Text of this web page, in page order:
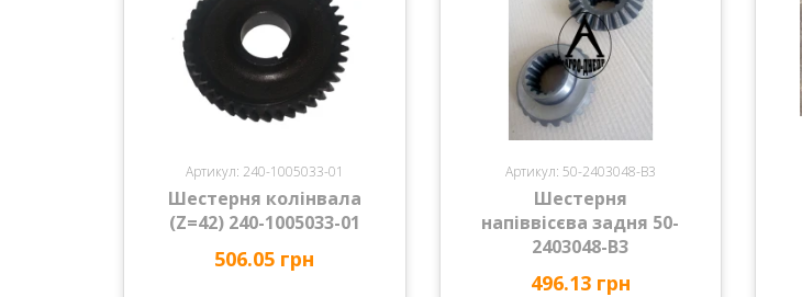
Артикул: 240-1005033-01
Шестерня колінвала
(Z=42) 240-1005033-01
506.05 грн
Артикул: 50-2403048-В3
Шестерня
напіввісєва задня 50-
2403048-В3
496.13 грн